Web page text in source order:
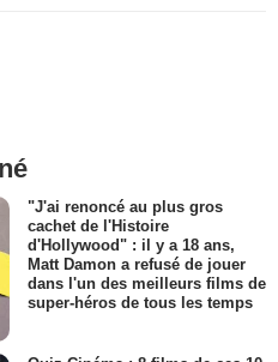
"J'ai renoncé au plus gros
cachet de l'Histoire
d'Hollywood" : il y a 18 ans,
Matt Damon a refusé de jouer
dans l'un des meilleurs films de
super-héros de tous les temps